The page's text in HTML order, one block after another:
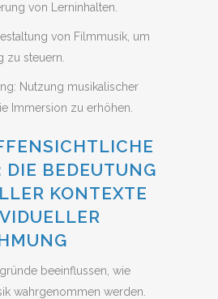
von Lerninhalten.
von Filmmusik, um
zu steuern.
Nutzung musikalischer
Immersion zu erhöhen.
DIE BEDEUTUNG
KONTEXTE
beeinflussen, wie
wahrgenommen werden.